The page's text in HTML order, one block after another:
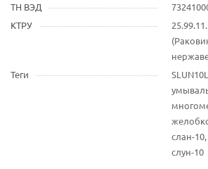
ТН ВЭД
КТРУ
Теги
слан-
слун-10